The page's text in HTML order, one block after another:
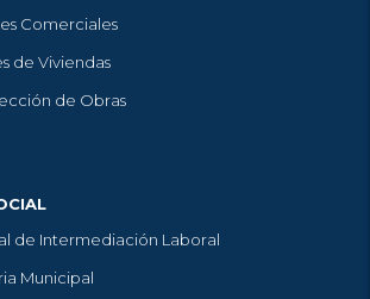
Comerciales
de Viviendas
de Obras
de Intermediación Laboral
Municipal